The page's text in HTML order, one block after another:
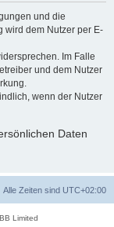
und die
wird dem Nutzer per E-
Im Falle
und dem Nutzer
wenn der Nutzer
Daten
Alle Zeiten sind UTC+02:00
Limited